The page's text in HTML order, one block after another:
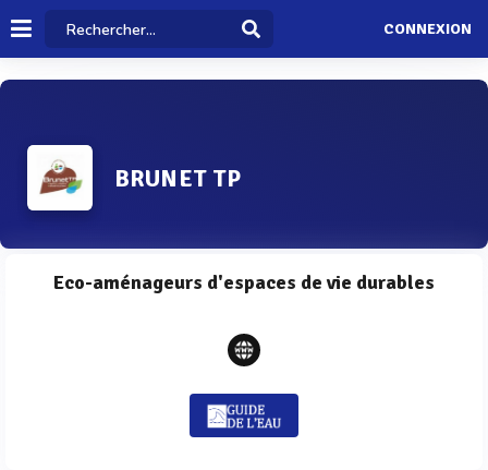
CONNEXION
BRUNET TP
Eco-aménageurs d'espaces de vie durables